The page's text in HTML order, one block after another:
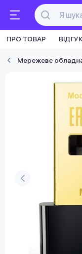
ПРО ТОВАР
Мережеве